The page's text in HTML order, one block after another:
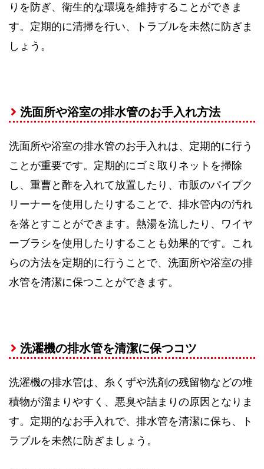
りを防ぎ、衛生的な環境を維持することができま
す。定期的に清掃を行い、トラブルを未然に防ぎま
しょう。
洗面所や浴室の排水管のお手入れ方法
洗面所や浴室の排水管のお手入れは、定期的に行う
ことが重要です。定期的にゴミ取りネットを掃除
し、重曹と酢を入れて放置したり、市販のパイプク
リーナーを使用したりすることで、排水管内の汚れ
を落とすことができます。熱湯を流したり、ワイヤ
ーブラシを使用したりすることも効果的です。これ
らの方法を定期的に行うことで、洗面所や浴室の排
水管を清潔に保つことができます。
洗濯機の排水管を清潔に保つコツ
洗濯機の排水管は、糸くずや洗剤の残留物などの堆
積物が溜まりやすく、悪臭や詰まりの原因となりま
す。定期的なお手入れで、排水管を清潔に保ち、ト
ラブルを未然に防ぎましょう。